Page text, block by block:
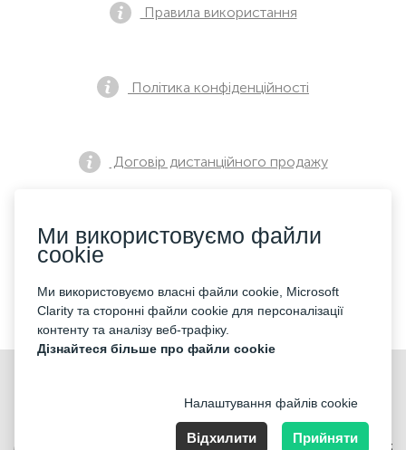
Правила використання
Політика конфіденційності
Договір дистанційного продажу
Повідомлення про попередній продаж
Контакти
Ми використовуємо файли
cookie
Ми використовуємо власні файли cookie, Microsoft
Clarity та сторонні файли cookie для персоналізації
контенту та аналізу веб-трафіку.
Дізнайтеся більше про файли cookie
Налаштування файлів cookie
Відхилити Прийняти